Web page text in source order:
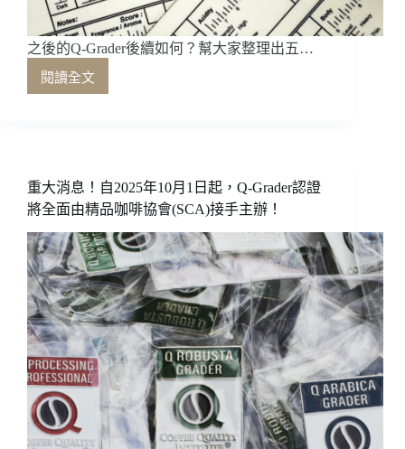
之後的Q-Grader後續如何？幫大家整理出五…
閱讀全文
之
後
續
如
何？
幫
大
家
整
理
出
五
大
重
點
重大消息！自2025年10月1日起，Q-Grader認證
將全面由精品咖啡協會(SCA)接手主辦！